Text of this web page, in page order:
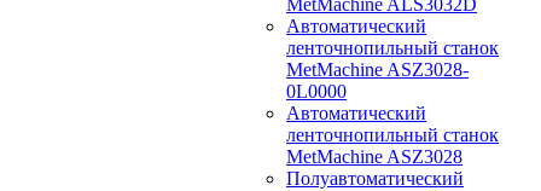
MetMachine ALS3032D
Автоматический
ленточнопильный станок
MetMachine ASZ3028-
0L0000
Автоматический
ленточнопильный станок
MetMachine ASZ3028
Полуавтоматический